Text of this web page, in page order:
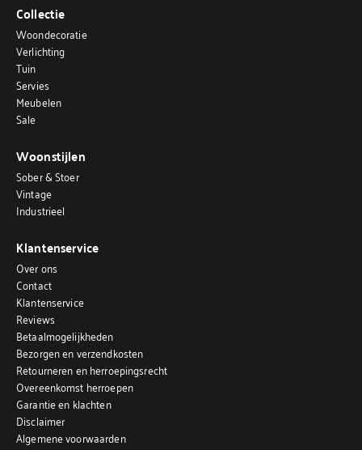
Collectie
Woondecoratie
Verlichting
Tuin
Servies
Meubelen
Sale
Woonstijlen
Sober & Stoer
Vintage
Industrieel
Klantenservice
Over ons
Contact
Klantenservice
Reviews
Betaalmogelijkheden
Bezorgen en verzendkosten
Retourneren en herroepingsrecht
Overeenkomst herroepen
Garantie en klachten
Disclaimer
Algemene voorwaarden